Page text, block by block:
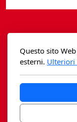
Via B.
Via G.
Questo sito
esterni. Ulteriori